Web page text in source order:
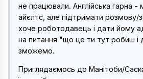
не працювали. Англійська гарна -
айєлтс, але підтримати розмову/
хоче роботодавець і дати йому
на питання "що це ти тут робиш і
зможемо.
Приглядаємось до Манітоби/